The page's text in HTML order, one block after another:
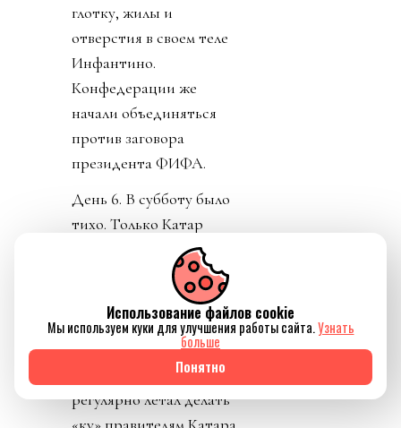
глотку, жилы и
отверстия в своем теле
Инфантино.
Конфедерации же
начали объединяться
против заговора
президента ФИФА.
День 6. В субботу было
тихо. Только Катар
поддержке Инфантино.
Напомню, шеф ФИФА и
чемпионат у них провел,
и на их джете летал по
всему свету, и лично
регулярно летал делать
Использование файлов cookie
Мы используем куки для улучшения работы сайта.Узнать
больше
Понятно